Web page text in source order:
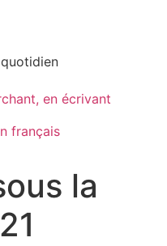
en écrivant
français
la